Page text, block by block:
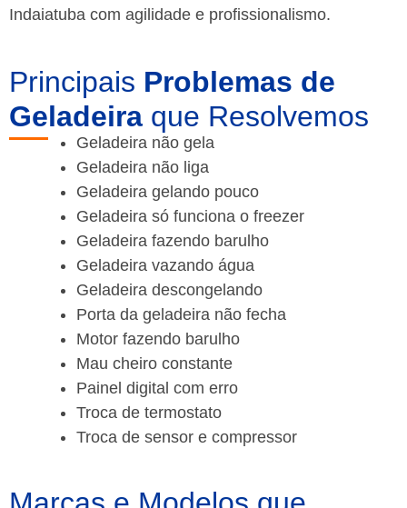
Indaiatuba com agilidade e profissionalismo.
Principais Problemas de
Geladeira que Resolvemos
Geladeira não gela
Geladeira não liga
Geladeira gelando pouco
Geladeira só funciona o freezer
Geladeira fazendo barulho
Geladeira vazando água
Geladeira descongelando
Porta da geladeira não fecha
Motor fazendo barulho
Mau cheiro constante
Painel digital com erro
Troca de termostato
Troca de sensor e compressor